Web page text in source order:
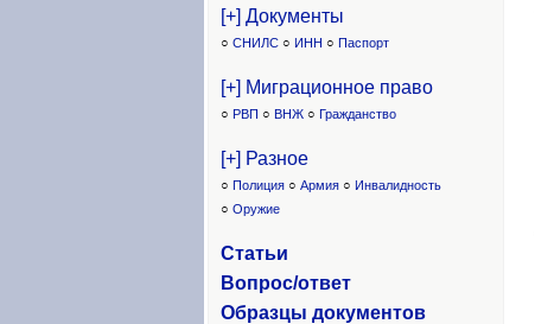
[+] Документы
○ СНИЛС ○ ИНН ○ Паспорт
[+] Миграционное право
○ РВП ○ ВНЖ ○ Гражданство
[+] Разное
○ Полиция ○ Армия ○ Инвалидность
○ Оружие
Статьи
Вопрос/ответ
Образцы документов